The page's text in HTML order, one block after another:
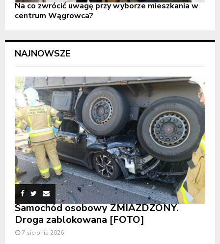
Na co zwrócić uwagę przy wyborze mieszkania w
centrum Wągrowca?
NAJNOWSZE
Samochód osobowy ZMIAŻDŻONY.
Droga zablokowana [FOTO]
7 sierpnia 2026